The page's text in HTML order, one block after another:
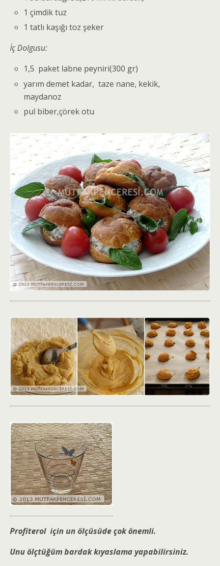
1 çimdik tuz
1 tatlı kaşığı toz şeker
İç Dolgusu:
1,5 paket labne peyniri(300 gr)
yarım demet kadar, taze nane, kekik,
maydanoz
pul biber,çörek otu
Profiterol için un ölçüsüde çok önemli.
Unu ölçtüğüm bardak kıyaslama yapabilirsiniz.